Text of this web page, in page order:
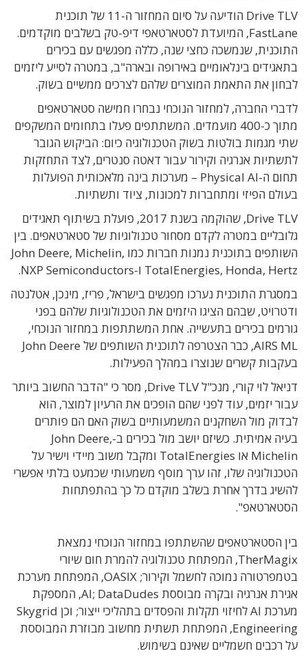
Drive TLV הודיעה על סיום המחזור ה-11 של תוכנית
FastLane, המיועדת לסטארטאפי דיפ-טק בשלבים מוקדמים.
התוכנית, שנמשכה כחצי שנה, כללה מפגשים עם בכירים
בתאגידים בינלאומיים באירופה ובארה"ב, במטרה לסייע ליזמים
לבחון את התאמת המוצרים שלהם לצרכים ממשיים בשוק.
לדברי החברה, למחזור הנוכחי נבחרו חמישה סטארטאפים
מתוך כ-400 מועמדים. המשתתפים פעלו בתחומים המשקפים
שתי מגמות בולטות בשוק הטכנולוגיה כיום: הביקוש הגובר
לתשתיות אנרגיה וקירור עבור דאטה סנטרים, לצד התחזקות
תחום ה-Physical AI – מערכות בינה מלאכותית הפועלות
בעולם הפיזי ומתחברות למכונות, ציוד ותשתיות.
Drive TLV, שהוקמה בשנת 2017, פועלת בשיתוף תאגידים
גלובליים במטרה לקדם מסחור טכנולוגיות של סטארטאפים. בין
השותפים בתוכנית נמנות חברות כמו John Deere, Michelin,
TotalEnergies, Honda, Hertz ו-NXP Semiconductors.
במסגרת התוכנית נערכו מפגשים בישראל, פריז, מינכן, אטלנטה
ודטרויט, שבהם הציגו היזמים את הטכנולוגיות שלהם בפני
גורמים בכירים בתעשייה. אחת המשתתפות במחזור הנוכחי,
AIRS ML, כבר הצטרפה לתוכנית השותפים של John Deere
בעקבות קשרים שנוצרו במהלך הפעילות.
דניאל לוי קורי, מנכ"ל Drive TLV, מסר כי "הדבר החשוב ביותר
עבור יזמים, עוד לפני שהם הופכים את הרעיון למוצר, הוא
לבדוק מול השחקנים המשמעותיים בשוק האם הם פותרים
בעיה אמיתית. כשיזם יושב מול בכירים ב-John Deere,
Michelin או TotalEnergies ומקבל משוב מיידי וישיר על
הטכנולוגיה שלו, זהו ערך מוסף משמעותי שכמעט בלתי אפשרי
להשיג בדרך אחרת בשלב מוקדם כל כך בהתפתחות
הסטארטאפ".
בין הסטארטאפים שהשתתפו במחזור הנוכחי נמצאת
TherMagix, המפתחת טכנולוגיה להמרת חום שיורי
בטמפרטורה נמוכה לחשמל וקירור; OASIX, המפתחת מערכת
אגירת אנרגיה ובקרה מבוססת AI; DataDudes, המספקת
מערכת AI לחיזוי תקלות והפסדים בתהליכי ייצור; וכן Skygrid
Engineering, המפתחת תשתית מחשוב מבוזרת המבוססת
על רכבים חשמליים שאינם בשימוש.